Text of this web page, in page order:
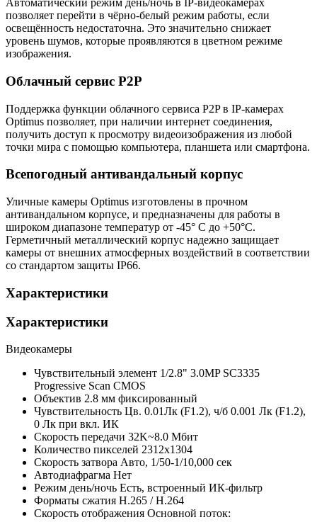
Автоматический режим день/ночь в IP-видеокамерах
позволяет перейти в чёрно-белый режим работы, если
освещённость недостаточна. Это значительно снижает
уровень шумов, которые проявляются в цветном режиме
изображения.
Облачный сервис P2P
Поддержка функции облачного сервиса P2P в IP-камерах
Optimus позволяет, при наличии интернет соединения,
получить доступ к просмотру видеоизображения из любой
точки мира с помощью компьютера, планшета или смартфона.
Всепогодный антивандальный корпус
Уличные камеры Optimus изготовлены в прочном
антивандальном корпусе, и предназначены для работы в
широком диапазоне температур от -45° C до +50°C.
Герметичный металлический корпус надежно защищает
камеры от внешних атмосферных воздействий в соответствии
со стандартом защиты IP66.
Характеристики
Характеристики
Видеокамеры
Чувствительный элемент 1/2.8" 3.0MP SC3335
Progressive Scan CMOS
Объектив 2.8 мм фиксированный
Чувствительность Цв. 0.01Лк (F1.2), ч/б 0.001 Лк (F1.2),
0 Лк при вкл. ИК
Скорость передачи 32K~8.0 Мбит
Количество пикселей 2312х1304
Скорость затвора Авто, 1/50-1/10,000 сек
Автодиафрагма Нет
Режим день/ночь Есть, встроенный ИК-фильтр
Форматы сжатия H.265 / H.264
Скорость отображения Основной поток: